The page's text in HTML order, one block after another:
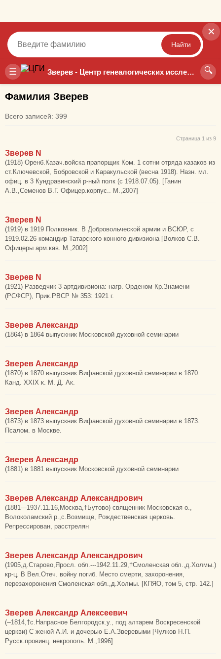
☰ Зверев - Центр генеалогических исследований 🔍
✕
Найти
Точный Неточный
Фамилия Зверев
Всего записей: 399
Страница 1 из 9
Зверев N
(1918) Оренб.Казач.войска прапорщик Ком. 1 сотни отряда казаков из
ст.Ключевской, Бобровской и Каракульской (весна 1918). Назн. мл.
офиц. в 3 Кундравинский р-ный полк (с 1918.07.05). [Ганин
А.В.,Семенов В.Г. Офицер.корпус.. М.,2007]
Зверев N
(1919) в 1919 Полковник. В Добровольческой армии и ВСЮР, с
1919.02.26 командир Татарского конного дивизиона [Волков С.В.
Офицеры арм.кав. М.,2002]
Зверев N
(1921) Разведчик 3 артдивизиона: нагр. Орденом Кр.Знамени
(РСФСР), Прик.РВСР № 353: 1921 г.
Зверев Александр
(1864) в 1864 выпускник Московской духовной семинарии
Зверев Александр
(1870) в 1870 выпускник Вифанской духовной семинарии в 1870.
Канд. XXIX к. М. Д. Ак.
Зверев Александр
(1873) в 1873 выпускник Вифанской духовной семинарии в 1873.
Псалом. в Москве.
Зверев Александр
(1881) в 1881 выпускник Московской духовной семинарии
Зверев Александр Александрович
(1881---1937.11.16,Москва,†Бутово) священник Московская о.,
Волоколамский р.,с.Возмище, Рождественская церковь.
Репрессирован, расстрелян
Зверев Александр Александрович
(1905,д.Старово,Яросл. обл.---1942.11.29,†Смоленская обл.,д.Холмы.)
кр-ц. В Вел.Отеч. войну погиб. Место смерти, захоронения,
перезахоронения Смоленская обл.,д.Холмы. [КПЯО, том 5, стр. 142.]
Зверев Александр Алексеевич
(--1814,†с.Напрасное Белгородск.у., под алтарем Воскресенской
церкви) С женой А.И. и дочерью Е.А.Зверевыми [Чулков Н.П.
Русск.провинц. некрополь. М.,1996]